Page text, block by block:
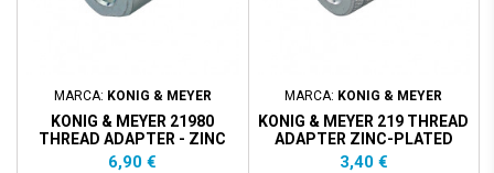
MARCA: KONIG & MEYER
KONIG & MEYER 21980
THREAD ADAPTER - ZINC
PLATED
Prezzo
6,90 €
MARCA: KONIG & MEYER
KONIG & MEYER 219 THREAD
ADAPTER ZINC-PLATED
Prezzo
3,40 €